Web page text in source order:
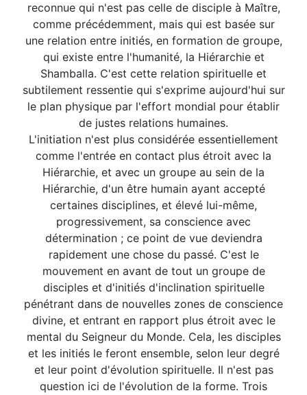
reconnue qui n'est pas celle de disciple à Maître,
comme précédemment, mais qui est basée sur
une relation entre initiés, en formation de groupe,
qui existe entre l'humanité, la Hiérarchie et
Shamballa. C'est cette relation spirituelle et
subtilement ressentie qui s'exprime aujourd'hui sur
le plan physique par l'effort mondial pour établir
de justes relations humaines.
L'initiation n'est plus considérée essentiellement
comme l'entrée en contact plus étroit avec la
Hiérarchie, et avec un groupe au sein de la
Hiérarchie, d'un être humain ayant accepté
certaines disciplines, et élevé lui-même,
progressivement, sa conscience avec
détermination ; ce point de vue deviendra
rapidement une chose du passé. C'est le
mouvement en avant de tout un groupe de
disciples et d'initiés d'inclination spirituelle
pénétrant dans de nouvelles zones de conscience
divine, et entrant en rapport plus étroit avec le
mental du Seigneur du Monde. Cela, les disciples
et les initiés le feront ensemble, selon leur degré
et leur point d'évolution spirituelle. Il n'est pas
question ici de l'évolution de la forme. Trois